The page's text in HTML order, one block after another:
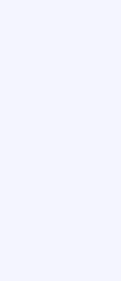
⽣産⼯場 ◆年間休⽇
ホーム工場）】未経験歓